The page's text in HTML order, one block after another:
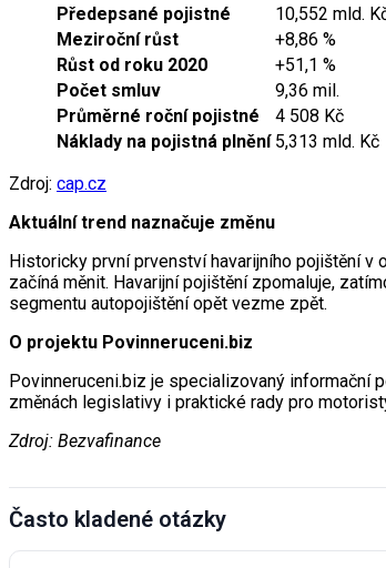
Předepsané pojistné
10,552 mld.
Meziroční růst
+8,86 %
Růst od roku 2020
+51,1 %
Počet smluv
9,36 mil.
Průměrné roční pojistné
4 508 Kč
Náklady na pojistná plnění 5,313 mld. Kč
Zdroj: cap.cz
Aktuální trend naznačuje změnu
Historicky první prvenství havarijního pojištění
začíná měnit. Havarijní pojištění zpomaluje,
segmentu autopojištění opět vezme zpět.
O projektu Povinneruceni.biz
Povinneruceni.biz je specializovaný informační
změnách legislativy i praktické rady pro
Zdroj: Bezvafinance
Často kladené otázky